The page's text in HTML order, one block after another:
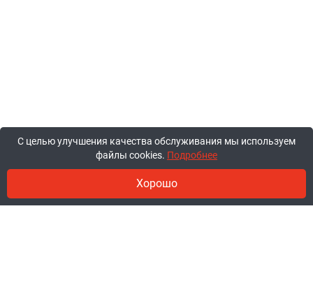
С целью улучшения качества обслуживания мы используем
файлы cookies. Подробнее
Хорошо